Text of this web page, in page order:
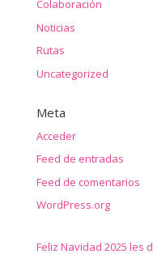
Colaboración
Noticias
Rutas
Uncategorized
Meta
Acceder
Feed de entradas
Feed de comentarios
WordPress.org
Feliz Navidad 2025 les